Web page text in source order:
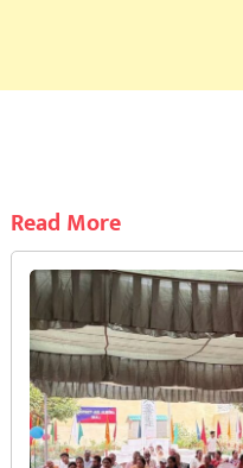
Read More